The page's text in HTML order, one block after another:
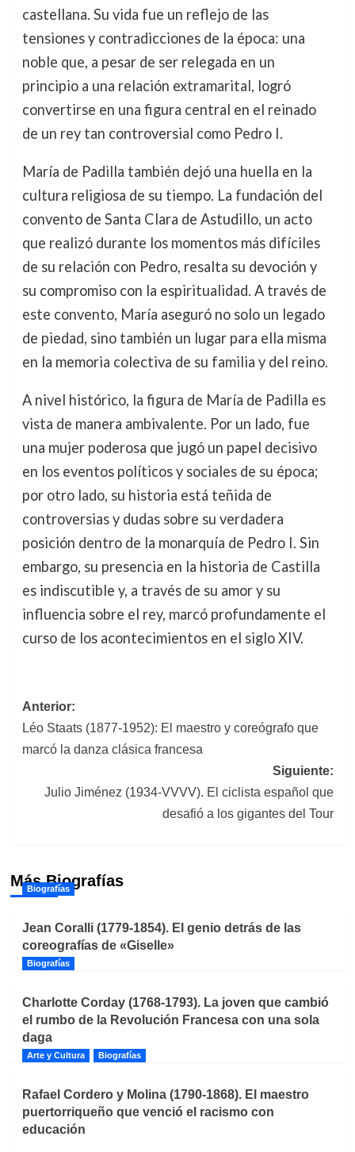
castellana. Su vida fue un reflejo de las
tensiones y contradicciones de la época: una
noble que, a pesar de ser relegada en un
principio a una relación extramarital, logró
convertirse en una figura central en el reinado
de un rey tan controversial como Pedro I.
María de Padilla también dejó una huella en la
cultura religiosa de su tiempo. La fundación del
convento de Santa Clara de Astudillo, un acto
que realizó durante los momentos más difíciles
de su relación con Pedro, resalta su devoción y
su compromiso con la espiritualidad. A través de
este convento, María aseguró no solo un legado
de piedad, sino también un lugar para ella misma
en la memoria colectiva de su familia y del reino.
A nivel histórico, la figura de María de Padilla es
vista de manera ambivalente. Por un lado, fue
una mujer poderosa que jugó un papel decisivo
en los eventos políticos y sociales de su época;
por otro lado, su historia está teñida de
controversias y dudas sobre su verdadera
posición dentro de la monarquía de Pedro I. Sin
embargo, su presencia en la historia de Castilla
es indiscutible y, a través de su amor y su
influencia sobre el rey, marcó profundamente el
curso de los acontecimientos en el siglo XIV.
Navegación
de
Anterior:
Léo Staats (1877-1952): El maestro y coreógrafo que
marcó la danza clásica francesa
Siguiente:
Julio Jiménez (1934-VVVV). El ciclista español que
desafió a los gigantes del Tour
Más Biografías
Biografías
Jean Coralli (1779-1854). El genio detrás de las
coreografías de «Giselle»
Biografías
Charlotte Corday (1768-1793). La joven que cambió
el rumbo de la Revolución Francesa con una sola
daga
Arte y Cultura Biografías
Rafael Cordero y Molina (1790-1868). El maestro
puertorriqueño que venció el racismo con
educación